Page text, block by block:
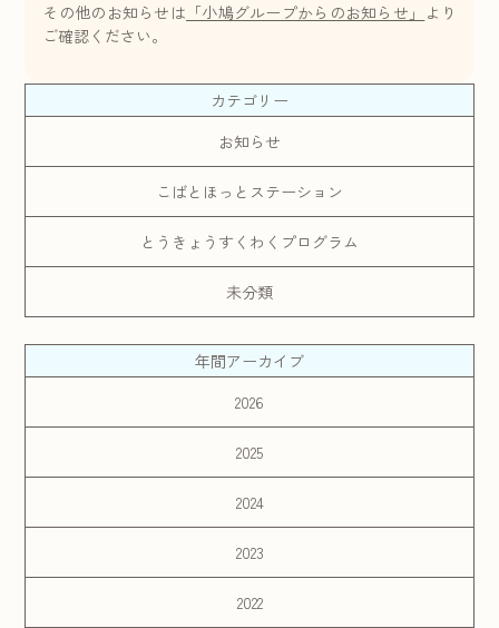
その他のお知らせは 「小鳩グループからのお知らせ」 より
ご確認ください。
カテゴリー
お知らせ
こばとほっとステーション
とうきょうすくわくプログラム
未分類
年間アーカイブ
2026
2025
2024
2023
2022